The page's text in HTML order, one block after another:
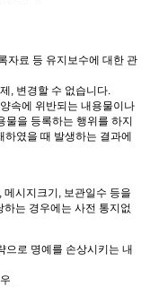
자료 등 유지보수에 대한 관
, 변경할 수 없습니다.
속에 위반되는 내용물이나
을 등록하는 행위를 하지
였을 때 발생하는 결과에
시지크기, 보관일수 등을
는 경우에는 사전 통지없
으로 명예를 손상시키는 내